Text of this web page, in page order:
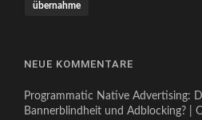
übernahme
NEUE KOMMENTARE
Programmatic Native Advertising:
Bannerblindheit und Adblocking? |